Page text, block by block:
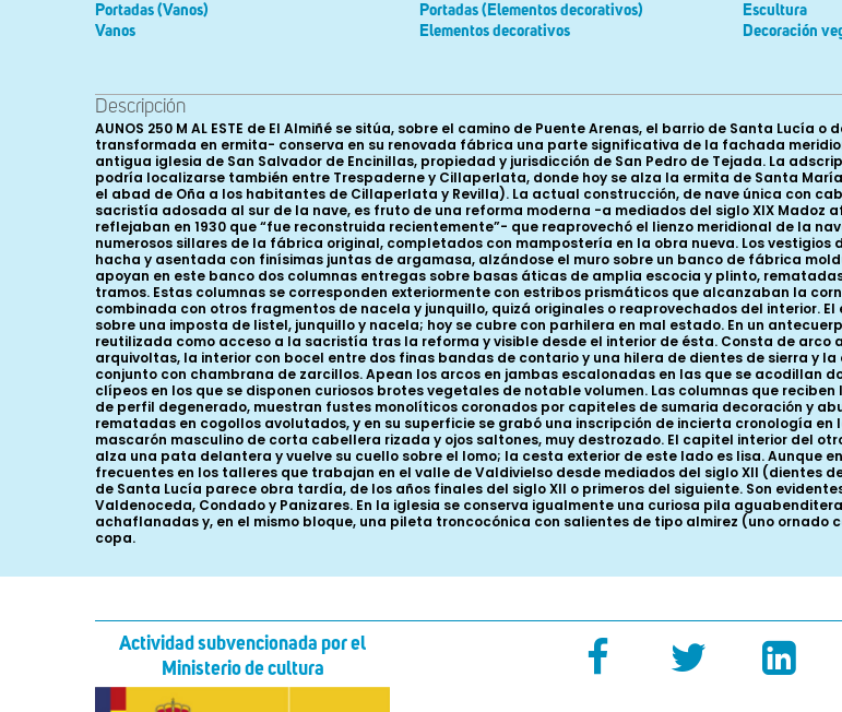
Portadas (Vanos)
Vanos
Portadas (Elementos decorativos)
Elementos decorativos
Escultura
Decoración
Descripción
AUNOS 250 M AL ESTE de El Almiñé se sitúa, sobre el camino de Puente Arenas, el barrio de Santa
transformada en ermita- conserva en su renovada fábrica una parte significativa de la fachada
antigua iglesia de San Salvador de Encinillas, propiedad y jurisdicción de San Pedro de Tejada. La
podría localizarse también entre Trespaderne y Cillaperlata, donde hoy se alza la ermita de Santa
el abad de Oña a los habitantes de Cillaperlata y Revilla). La actual construcción, de nave única con
sacristía adosada al sur de la nave, es fruto de una reforma moderna -a mediados del siglo XIX Madoz
reflejaban en 1930 que “fue reconstruida recientemente”- que reaprovechó el lienzo meridional de la
numerosos sillares de la fábrica original, completados con mampostería en la obra nueva. Los
hacha y asentada con finísimas juntas de argamasa, alzándose el muro sobre un banco de fábrica
apoyan en este banco dos columnas entregas sobre basas áticas de amplia escocia y plinto,
tramos. Estas columnas se corresponden exteriormente con estribos prismáticos que alcanzaban la
combinada con otros fragmentos de nacela y junquillo, quizá originales o reaprovechados del interior.
sobre una imposta de listel, junquillo y nacela; hoy se cubre con parhilera en mal estado. En un
reutilizada como acceso a la sacristía tras la reforma y visible desde el interior de ésta. Consta de
arquivoltas, la interior con bocel entre dos finas bandas de contario y una hilera de dientes de sierra y
conjunto con chambrana de zarcillos. Apean los arcos en jambas escalonadas en las que se acodillan
clípeos en los que se disponen curiosos brotes vegetales de notable volumen. Las columnas que
de perfil degenerado, muestran fustes monolíticos coronados por capiteles de sumaria decoración y
rematadas en cogollos avolutados, y en su superficie se grabó una inscripción de incierta cronología en
mascarón masculino de corta cabellera rizada y ojos saltones, muy destrozado. El capitel interior del
alza una pata delantera y vuelve su cuello sobre el lomo; la cesta exterior de este lado es lisa. Aunque
frecuentes en los talleres que trabajan en el valle de Valdivielso desde mediados del siglo XII (dientes
de Santa Lucía parece obra tardía, de los años finales del siglo XII o primeros del siguiente. Son
Valdenoceda, Condado y Panizares. En la iglesia se conserva igualmente una curiosa pila
achaflanadas y, en el mismo bloque, una pileta troncocónica con salientes de tipo almirez (uno ornado
copa.
Actividad subvencionada por el
Ministerio de cultura